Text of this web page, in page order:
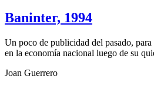
Baninter, 1994
Un poco de publicidad del pasado,
en la economía nacional luego de su
Joan Guerrero